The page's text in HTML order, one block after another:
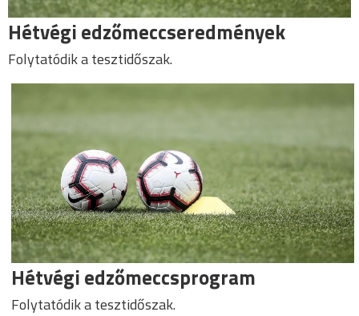
Hétvégi edzőmeccseredmények
Folytatódik a tesztidőszak.
Hétvégi edzőmeccsprogram
Folytatódik a tesztidőszak.